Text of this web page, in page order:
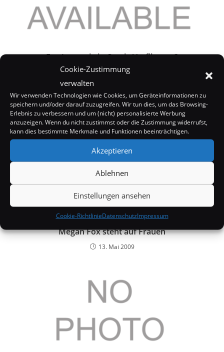
Cookie-Zustimmung
verwalten
Wir verwenden Technologien wie Cookies, um Geräteinformationen zu
speichern und/oder darauf zuzugreifen. Wir tun dies, um das Browsing-
Erlebnis zu verbessern und um (nicht) personalisierte Werbung
anzuzeigen. Wenn du nicht zustimmst oder die Zustimmung widerrufst,
kann dies bestimmte Merkmale und Funktionen beeinträchtigen.
Akzeptieren
Ablehnen
Einstellungen ansehen
Cookie-RichtlinieDatenschutzImpressum
Eva Longoria in Comic-Verfilmung?
15. September 2008
Megan Fox steht auf Frauen
13. Mai 2009